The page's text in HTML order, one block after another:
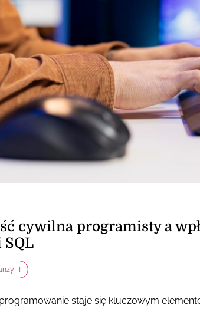
cywilna programisty a
SQL
IT
staje się kluczowym